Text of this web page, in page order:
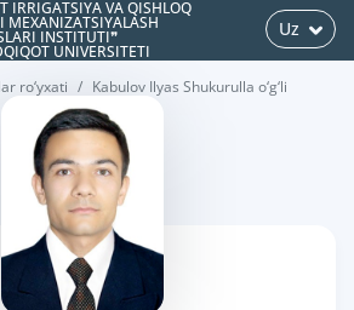
IRRIGATSIYA VA QISHLOQ
MEXANIZATSIYALASH
INSTITUTI❞
UNIVERSITETI
Uz
ro‘yxati Kabulov Ilyas Shukurulla o‘g‘li